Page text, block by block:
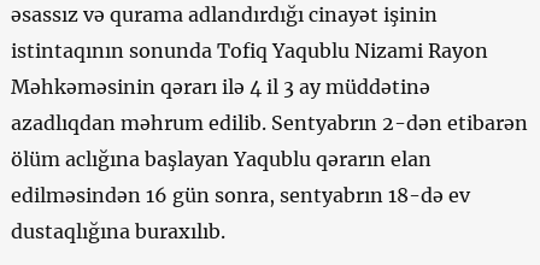
əsassız və qurama adlandırdığı cinayət işinin
istintaqının sonunda Tofiq Yaqublu Nizami Rayon
Məhkəməsinin qərarı ilə 4 il 3 ay müddətinə
azadlıqdan məhrum edilib. Sentyabrın 2-dən etibarən
ölüm aclığına başlayan Yaqublu qərarın elan
edilməsindən 16 gün sonra, sentyabrın 18-də ev
dustaqlığına buraxılıb.